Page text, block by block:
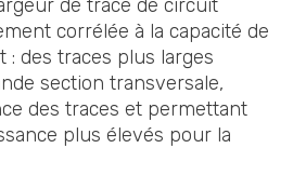
de trace de circuit
corrélée à la capacité de
des traces plus larges
section transversale,
des traces et permettant
plus élevés pour la